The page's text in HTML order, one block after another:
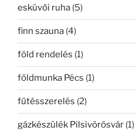
esküvői ruha (5)
finn szauna (4)
föld rendelés (1)
földmunka Pécs (1)
fűtésszerelés (2)
gázkészülék Pilsivörösvár (1)